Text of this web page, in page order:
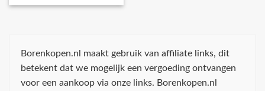
Borenkopen.nl maakt gebruik van affiliate links, dit
betekent dat we mogelijk een vergoeding ontvangen
voor een aankoop via onze links. Borenkopen.nl